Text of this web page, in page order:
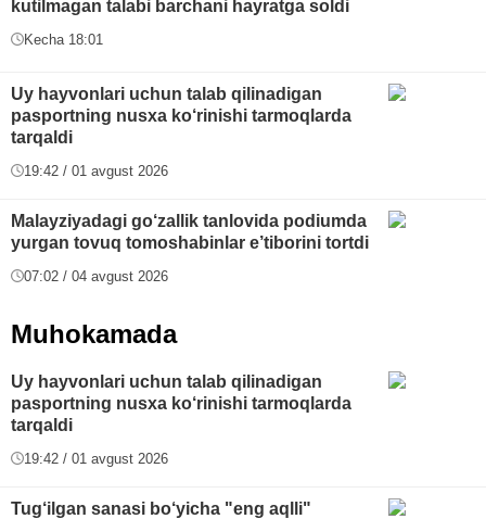
kutilmagan talabi barchani hayratga soldi
Kecha 18:01
Uy hayvonlari uchun talab qilinadigan
pasportning nusxa ko‘rinishi tarmoqlarda
tarqaldi
19:42 / 01 avgust 2026
Malayziyadagi go‘zallik tanlovida podiumda
yurgan tovuq tomoshabinlar e’tiborini tortdi
07:02 / 04 avgust 2026
Muhokamada
Uy hayvonlari uchun talab qilinadigan
pasportning nusxa ko‘rinishi tarmoqlarda
tarqaldi
19:42 / 01 avgust 2026
Tug‘ilgan sanasi bo‘yicha "eng aqlli"